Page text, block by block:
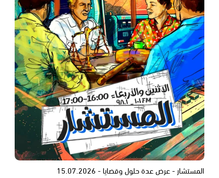
المستشار - عرض عدة حلول وقضايا - 15.07.2026